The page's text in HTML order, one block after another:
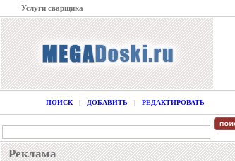
Услуги сварщика
ПОИСК | ДОБАВИТЬ | РЕДАКТИРОВАТЬ
Реклама